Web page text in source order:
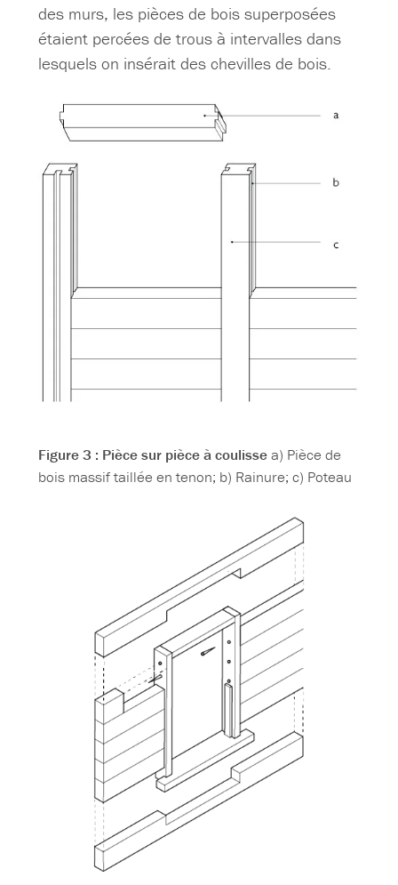
des murs, les pièces de bois superposées
étaient percées de trous à intervalles dans
lesquels on insérait des chevilles de bois.
Figure 3 : Pièce sur pièce à coulissea) Pièce de
bois massif taillée en tenon; b) Rainure; c) Poteau